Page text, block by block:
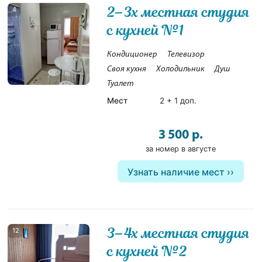
4
2–3х местная студия
с кухней №1
Кондиционер
Телевизор
Своя кухня
Холодильник
Душ
Туалет
Мест 2 + 1 доп.
3 500 р.
за номер в августе
Узнать наличие мест
12
3–4х местная студия
с кухней №2